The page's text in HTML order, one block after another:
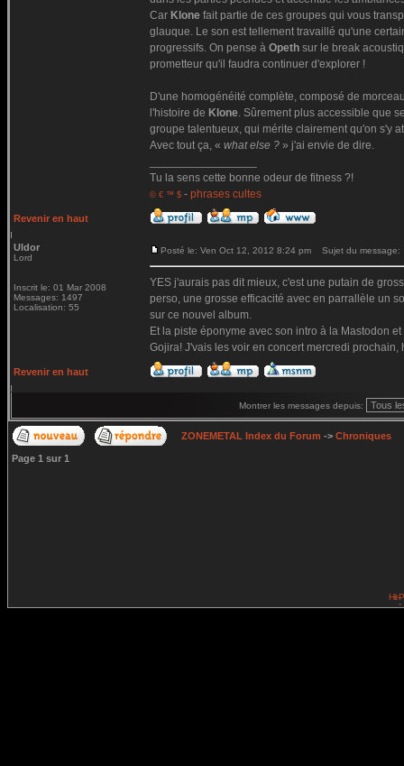
Car Klone fait partie de ces groupes qui vous
glauque. Le son est tellement travaillé qu'une
progressifs. On pense à Opeth sur le break
prometteur qu'il faudra continuer d'explorer !
D'une homogénéité complète, composé de
l'histoire de Klone. Sûrement plus accessible que
groupe talentueux, qui mérite clairement qu'on s'y
Avec tout ça, « what else ? » j'ai envie de dire.
Tu la sens cette bonne odeur de fitness ?!
© € ™ $ - phrases cultes
Revenir en haut
Uldor
Lord
Inscrit le: 01 Mar 2008
Messages: 1497
Localisation: 55
Posté le: Ven Oct 12, 2012 8:24 pm Sujet du message:
YES j'aurais pas dit mieux, c'est une putain de
perso, une grosse efficacité avec en parrallèle un
sur ce nouvel album.
Et la piste éponyme avec son intro à la Mastodon
Gojira! J'vais les voir en concert mercredi
Revenir en haut
Montrer les messages depuis:
ZONEMETAL Index du Forum -> Chroniques
Page 1 sur 1